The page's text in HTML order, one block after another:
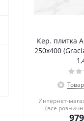
Кер. плитка
250х400
Интернет-
(все
979